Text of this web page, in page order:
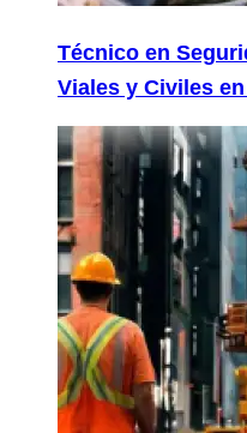
Técnico en
Viales y Civiles